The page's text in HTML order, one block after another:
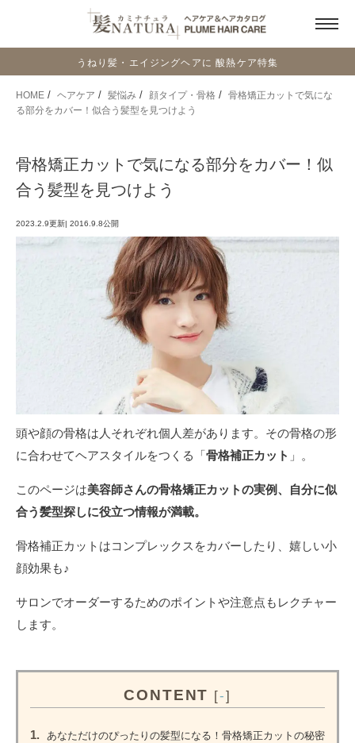
うねり髪・エイジングヘアに 酸熱ケア特集
HOME ヘアケア 髪悩み 顔タイプ・骨格
骨格矯正カットで気にな
る部分をカバー！似合う髪型を見つけよう
骨格矯正カットで気になる部分をカバー！似
合う髪型を見つけよう
2023.2.9更新| 2016.9.8公開
頭や顔の骨格は人それぞれ個人差があります。その骨格の形
に合わせてヘアスタイルをつくる「骨格補正カット 」。
このページは美容師さんの骨格矯正カットの実例、自分に似
合う髪型探しに役立つ情報が満載。
骨格補正カットはコンプレックスをカバーしたり、嬉しい小
顔効果も♪
サロンでオーダーするためのポイントや注意点もレクチャー
します。
CONTENT [-]
1. あなただけのぴったりの髪型になる！骨格矯正カットの秘密